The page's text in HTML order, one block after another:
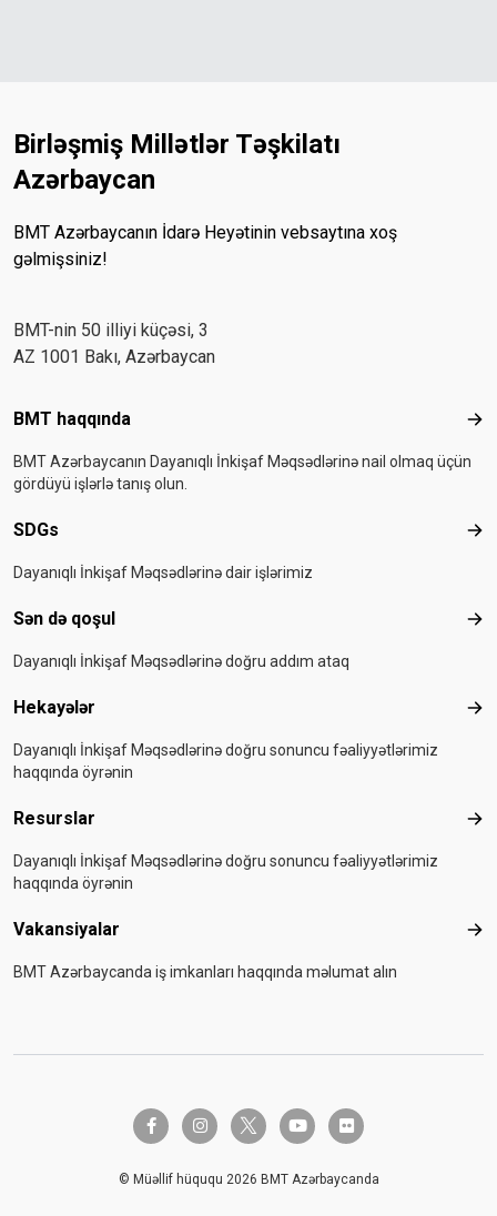
Birləşmiş Millətlər Təşkilatı
Azərbaycan
BMT Azərbaycanın İdarə Heyətinin vebsaytına xoş
gəlmişsiniz!
BMT-nin 50 illiyi küçəsi, 3
AZ 1001 Bakı, Azərbaycan
Footer menu
BMT haqqında
BMT Azərbaycanın Dayanıqlı İnkişaf Məqsədlərinə nail olmaq üçün
gördüyü işlərlə tanış olun.
SDGs
Dayanıqlı İnkişaf Məqsədlərinə dair işlərimiz
Sən də qoşul
Dayanıqlı İnkişaf Məqsədlərinə doğru addım ataq
Hekayələr
Dayanıqlı İnkişaf Məqsədlərinə doğru sonuncu fəaliyyətlərimiz
haqqında öyrənin
Resurslar
Dayanıqlı İnkişaf Məqsədlərinə doğru sonuncu fəaliyyətlərimiz
haqqında öyrənin
Vakansiyalar
BMT Azərbaycanda iş imkanları haqqında məlumat alın
facebook-finstagramtwitter-x youtube flickr
© Müəllif hüququ 2026 BMT Azərbaycanda